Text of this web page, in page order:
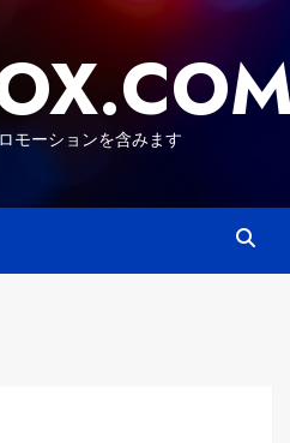
モーションを含みます